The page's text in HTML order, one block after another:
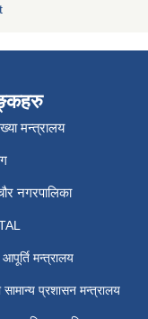
मन्त्रालय
नगरपालिका
मन्त्रालय
प्रशासन मन्त्रालय